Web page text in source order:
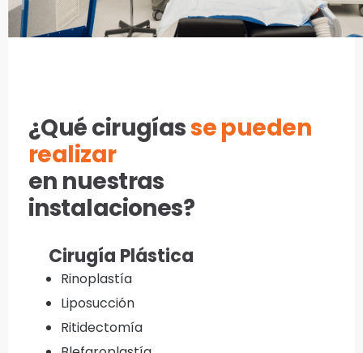
¿Qué cirugíasse pueden
realizar
en nuestras
instalaciones?
Cirugía Plástica
Rinoplastía
Liposucción
Ritidectomía